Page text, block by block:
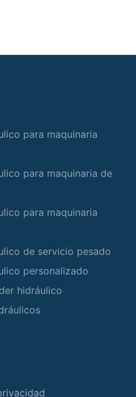
para maquinaria
para maquinaria de
para maquinaria
de servicio pesado
personalizado
hidráulico